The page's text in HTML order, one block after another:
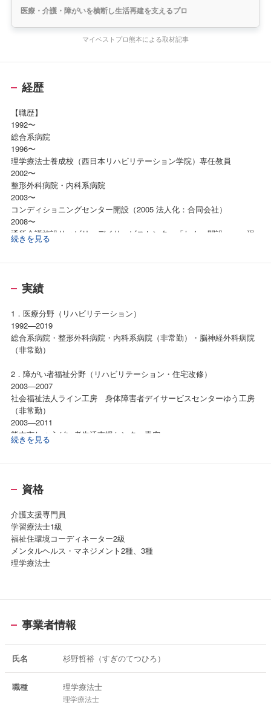
医療・介護・障がいを横断し生活再建を支えるプロ
マイベストプロ熊本による取材記事
経歴
【職歴】
1992〜
総合系病院
1996〜
理学療法士養成校（西日本リハビリテーション学院）専任教員
2002〜
整形外科病院・内科系病院
2003〜
コンディショニングセンター開設（2005 法人化：合同会社）
2008〜
通所介護施設リハビリ・デイサービスセンター「しん」開設 現
在に至る
1992
理学療法士 ＜国家資格＞
2002
介護支援専門員（ケア・マネージャー）＜公的資格＞
2002
2015
メンタルヘルス・マネジメントⅢ種（セルフケアコース）＜検定資格
＞
2016
メンタルヘルス・マネジメントⅡ 種（ラインケアコース）＜検定資格
＞
PNF実技コース ＜誠愛病院＞
1996
教員研修会 ＜全国私立リハビリテーション学校連絡協議会＞
2005
コア・コンディショニング（ベーシック・インストラクター）
＜日本コアコンディショニング協会＞
2006
会＞
2013
学習療法士1級 ＜学習療法研究会＞
続きを見る
実績
1．医療分野（リハビリテーション）
1992—2019
総合系病院・整形外科病院・内科系病院（非常勤）・脳神経外科病院
（非常勤）
2．障がい者福祉分野（リハビリテーション・住宅改修）
2003—2007
社会福祉法人ライン工房 身体障害者デイサービスセンターゆう工房
（非常勤）
2003—2011
熊本市しょうがい者生活支援センター青空
◎熊本市しょうがい者生活支援事業（進行性疾患等への住宅改修）
3．高齢者福祉分野（リハビリテーション・講義）
リハビリ・デイサービスセンター「しん」
2010
通所介護ライズ
4．スポーツ分野（コンディショニングトレーナー）
2003
【チームトレーナー】
2003—2005
第一高校バスケットボール部
2004
熊本学園大学サッカー部
続きを見る
資格
介護支援専門員
学習療法士1級
福祉住環境コーディネーター2級
メンタルヘルス・マネジメント2種、3種
理学療法士
事業者情報
氏名 杉野哲裕（すぎのてつひろ）
職種 理学療法士
理学療法士